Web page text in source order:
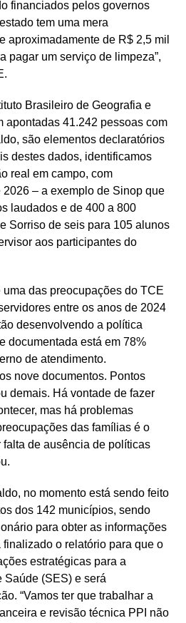
financiados pelos governos
tem uma mera
aproximadamente de R$ 2,5 mil
pagar um serviço de limpeza”,
Brasileiro de Geografia e
apontadas 41.242 pessoas com
são elementos declaratórios
destes dados, identificamos
real em campo, com
– a exemplo de Sinop que
laudados e de 400 a 800
Sorriso de seis para 105 alunos
aos participantes do
das preocupações do TCE
entre os anos de 2024
desenvolvendo a política
documentada está em 78%
de atendimento.
nove documentos. Pontos
demais. Há vontade de fazer
mas há problemas
das famílias é o
de ausência de políticas
no momento está sendo feito
dos 142 municípios, sendo
para obter as informações
o relatório para que o
estratégicas para a
Saúde (SES) e será
“Vamos ter que trabalhar a
e revisão técnica PPI não